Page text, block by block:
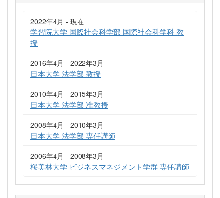
2022年4月 - 現在
学習院大学 国際社会科学部 国際社会科学科 教
授
2016年4月 - 2022年3月
日本大学 法学部 教授
2010年4月 - 2015年3月
日本大学 法学部 准教授
2008年4月 - 2010年3月
日本大学 法学部 専任講師
2006年4月 - 2008年3月
桜美林大学 ビジネスマネジメント学群 専任講師